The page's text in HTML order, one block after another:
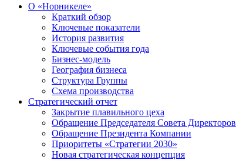
О «Норникеле»
Краткий обзор
Ключевые показатели
История развития
Ключевые события года
Бизнес-модель
География бизнеса
Структура Группы
Схема производства
Стратегический отчет
Закрытие плавильного цеха
Обращение Председателя Совета Директоров
Обращение Президента Компании
Приоритеты «Стратегии 2030»
Новая стратегическая концепция